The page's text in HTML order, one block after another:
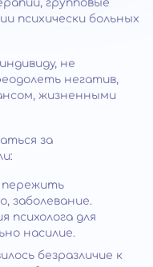
групповые
психически больных
не
негатив,
жизненными
за
пережить
заболевание.
психолога для
насилие.
безразличие к